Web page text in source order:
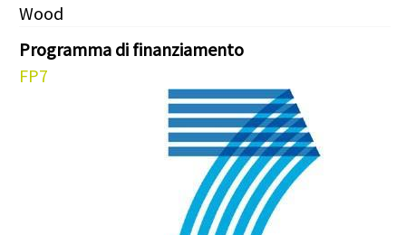
Wood
Programma di finanziamento
FP7